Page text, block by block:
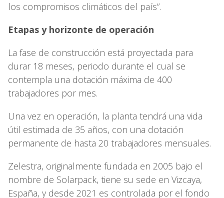
los compromisos climáticos del país”.
Etapas y horizonte de operación
La fase de construcción está proyectada para
durar 18 meses, periodo durante el cual se
contempla una dotación máxima de 400
trabajadores por mes.
Una vez en operación, la planta tendrá una vida
útil estimada de 35 años, con una dotación
permanente de hasta 20 trabajadores mensuales.
Zelestra, originalmente fundada en 2005 bajo el
nombre de Solarpack, tiene su sede en Vizcaya,
España, y desde 2021 es controlada por el fondo